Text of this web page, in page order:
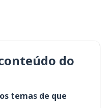
do
temas de que